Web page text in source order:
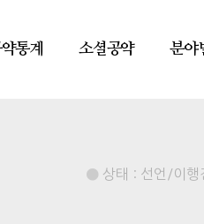
통계 소셜공약 분야
상태 : 선언/이행